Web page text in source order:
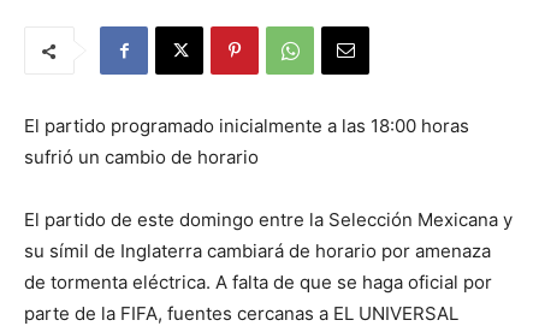
El partido programado inicialmente a las 18:00 horas
sufrió un cambio de horario
El partido de este domingo entre la Selección Mexicana y
su símil de Inglaterra cambiará de horario por amenaza
de tormenta eléctrica. A falta de que se haga oficial por
parte de la FIFA, fuentes cercanas a EL UNIVERSAL